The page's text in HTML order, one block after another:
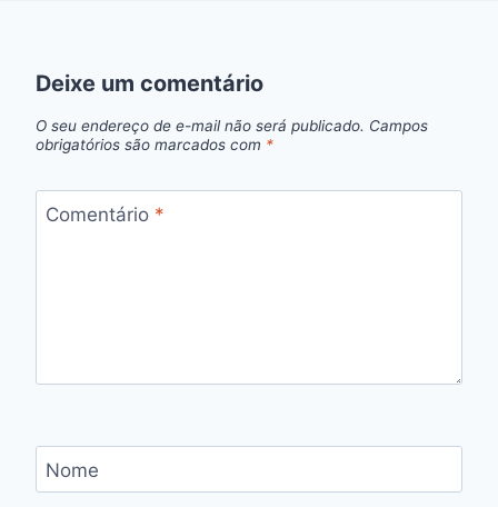
Deixe um comentário
O seu endereço de e-mail não será publicado. Campos
obrigatórios são marcados com *
Comentário *
Nome